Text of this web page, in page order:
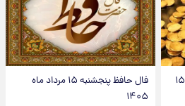
قیمت طلا و سکه امروز پنجشنبه ۱۵
فال حافظ پنجشنبه ۱۵ مرداد ماه
۱۴۰۵